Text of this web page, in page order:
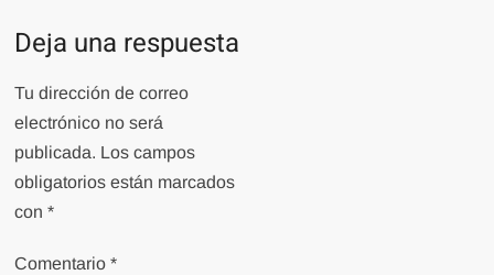
Deja una respuesta
Tu dirección de correo
electrónico no será
publicada. Los campos
obligatorios están marcados
con*
Comentario*